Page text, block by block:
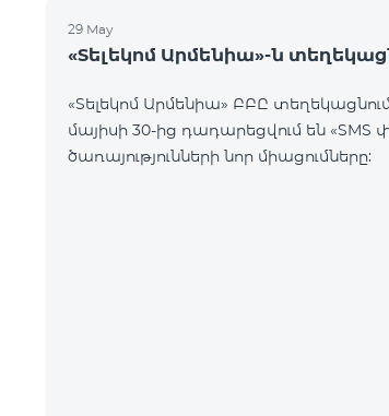
29 May
«Տելեկոմ Արմենիա»-ն
«Տելեկոմ Արմենիա» ԲԲԸ տեղեկացնում
մայիսի 30-ից դադարեցվում են «SMS
ծառայությունների նոր միացումները: